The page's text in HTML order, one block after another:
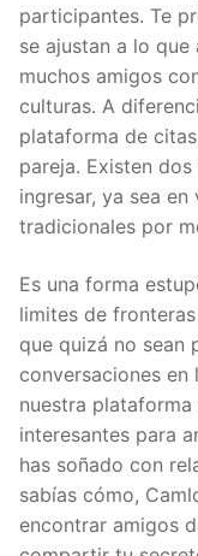
participantes. Te
se ajustan a lo que
muchos amigos
culturas. A
plataforma de
pareja. Existen
ingresar, ya sea
tradicionales por
Es una forma
limites de
que quizá no sean
conversaciones en
nuestra
interesantes para
has soñado con
sabías cómo,
encontrar amigos